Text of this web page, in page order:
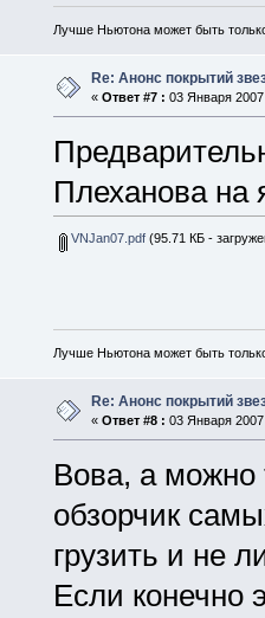
Лучше Ньютона может быть
Re: Анонс покрытий
« Ответ #7 : 03 Января
Плеханова на
VNJan07.pdf(95.71 КБ -
Лучше Ньютона может быть
Re: Анонс покрытий
« Ответ #8 : 03 Января
Вова, а можно
обзорчик
грузить и не
Если конечно